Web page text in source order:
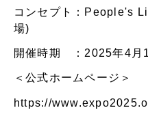
コンセプト：People's
場)
開催時期 ：2025年4月
＜公式ホームページ＞
https://